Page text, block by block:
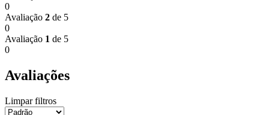
0
Avaliação 2 de 5
0
Avaliação 1 de 5
0
Avaliações
Limpar filtros